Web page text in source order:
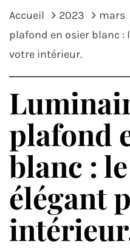
Accueil 2023 mars
plafond en osier blanc :
votre intérieur.
plafond
blanc :
élégant